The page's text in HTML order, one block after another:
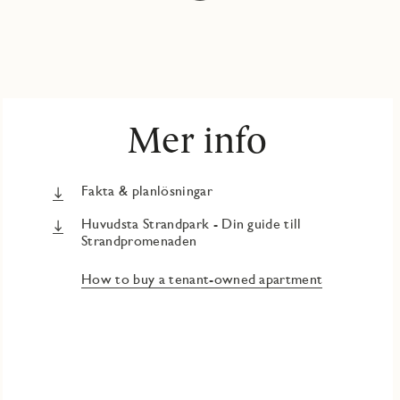
Mer info
Fakta & planlösningar
Huvudsta Strandpark - Din guide till
Strandpromenaden
How to buy a tenant-owned apartment